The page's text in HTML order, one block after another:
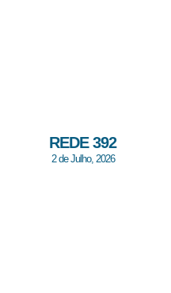
REDE 392
2 de Julho, 2026